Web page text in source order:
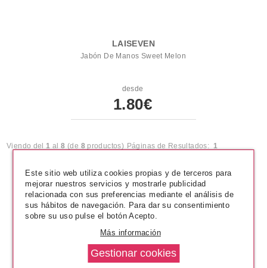
LAISEVEN
Jabón De Manos Sweet Melon
desde
1.80€
Viendo del1 al8 (de 8productos) Páginas de Resultados: 1
Este sitio web utiliza cookies propias y de terceros para
mejorar nuestros servicios y mostrarle publicidad
relacionada con sus preferencias mediante el análisis de
sus hábitos de navegación. Para dar su consentimiento
sobre su uso pulse el botón Acepto.
Más información